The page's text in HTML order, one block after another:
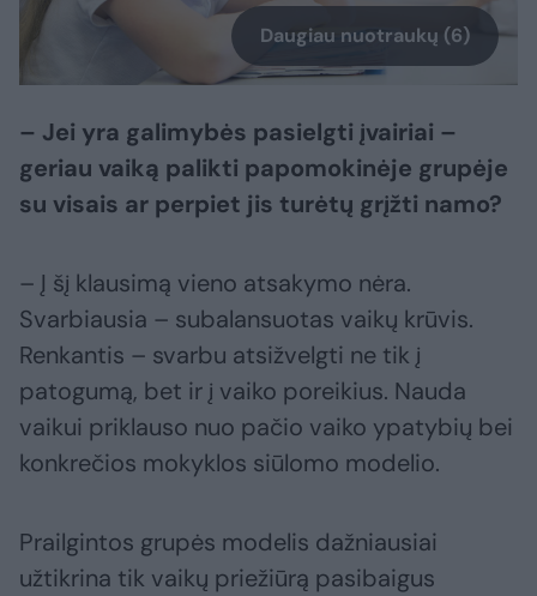
Daugiau nuotraukų (6)
– Jei yra galimybės pasielgti įvairiai –
geriau vaiką palikti papomokinėje grupėje
su visais ar perpiet jis turėtų grįžti namo?
– Į šį klausimą vieno atsakymo nėra.
Svarbiausia – subalansuotas vaikų krūvis.
Renkantis – svarbu atsižvelgti ne tik į
patogumą, bet ir į vaiko poreikius. Nauda
vaikui priklauso nuo pačio vaiko ypatybių bei
konkrečios mokyklos siūlomo modelio.
Prailgintos grupės modelis dažniausiai
užtikrina tik vaikų priežiūrą pasibaigus